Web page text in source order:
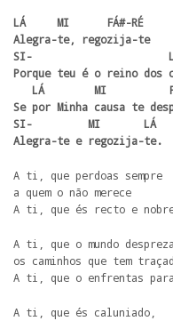
LÁ     MI      FÁ#-RÉ
Alegra-te, regozija-te
SI-
Porque teu é o reino dos
Se por Minha causa te
SI-         MI       LÁ
Alegra-te e regozija-te.
A ti, que perdoas sempre
a quem o não merece
A ti, que és recto e nobre
A ti, que o mundo
os caminhos que tem
A ti, que o enfrentas
A ti, que és caluniado,